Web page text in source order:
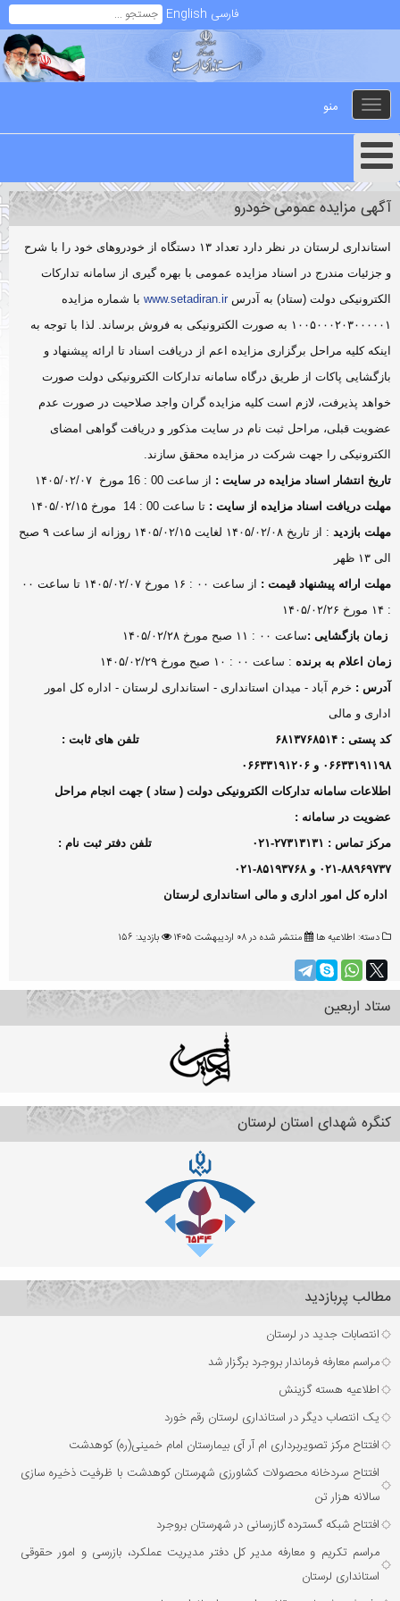
فارسی English
Toggle
navigation
منو
آگهی مزایده عمومی خودرو
استانداری لرستان در نظر دارد تعداد ۱۳ دستگاه از خودروهای خود را با شرح
و جزئیات مندرج در اسناد مزایده عمومی با بهره گیری از سامانه تدارکات
الکترونیکی دولت (ستاد) به آدرس www.setadiran.ir با شماره مزایده
۱۰۰۵۰۰۰۲۰۳۰۰۰۰۰۱ به صورت الکترونیکی به فروش برساند. لذا با توجه به
اینکه کلیه مراحل برگزاری مزایده اعم از دریافت اسناد تا ارائه پیشنهاد و
بازگشایی پاکات از طریق درگاه سامانه تدارکات الکترونیکی دولت صورت
خواهد پذیرفت، لازم است کلیه مزایده گران واجد صلاحیت در صورت عدم
عضویت قبلی، مراحل ثبت نام در سایت مذکور و دریافت گواهی امضای
الکترونیکی را جهت شرکت در مزایده محقق سازند.
تاریخ انتشار اسناد مزایده در سایت : از ساعت 00 : 16 مورخ
۱۴۰۵/۰۲/۰۷
مهلت دریافت اسناد مزایده از سایت : تا ساعت 00 : 14 مورخ
۱۴۰۵/۰۲/۱۵
مهلت بازدید
: از تاریخ ۱۴۰۵/۰۲/۰۸ لغایت ۱۴۰۵/۰۲/۱۵ روزانه از ساعت ۹ صبح
الی ۱۳ ظهر
مهلت ارائه پیشنهاد قیمت :
از ساعت ۰۰ : ۱۶ مورخ ۱۴۰۵/۰۲/۰۷ تا ساعت ۰۰
: ۱۴ مورخ ۱۴۰۵/۰۲/۲۶
زمان بازگشایی :ساعت ۰۰ : ۱۱ صبح مورخ ۱۴۰۵/۰۲/۲۸
زمان اعلام به برنده : ساعت ۰۰ : ۱۰ صبح مورخ ۱۴۰۵/۰۲/۲۹
آدرس : خرم آباد - میدان استانداری - استانداری لرستان - اداره کل امور
اداری و مالی
کد پستی : ۶۸۱۳۷۶۸۵۱۴
تلفن های ثابت :
۰۶۶۳۳۱۹۱۱۹۸ و ۰۶۶۳۳۱۹۱۲۰۶
اطلاعات سامانه تدارکات الکترونیکی دولت ( ستاد ) جهت انجام مراحل
عضویت در سامانه :
مرکز تماس : ۲۷۳۱۳۱۳۱-۰۲۱
تلفن دفتر ثبت نام :
۸۸۹۶۹۷۳۷-۰۲۱ و ۸۵۱۹۳۷۶۸-۰۲۱
اداره کل امور اداری و مالی استانداری لرستان
دسته: اطلاعیه ها منتشر شده در ۰۸ ارديبهشت ۱۴۰۵ بازدید: ۱۵۶
ستاد اربعین
کنگره شهدای استان لرستان
مطالب پربازدید
انتصابات جدید در لرستان
مراسم معارفه فرماندار بروجرد برگزار شد
اطلاعیه هسته گزینش
یک انتصاب دیگر در استانداری لرستان رقم خورد
افتتاح مرکز تصویربرداری ام آر آی بیمارستان امام خمینی(ره) کوهدشت
افتتاح سردخانه محصولات کشاورزی شهرستان کوهدشت با ظرفیت ذخیره‌ سازی
سالانه هزار تن
افتتاح شبکه گسترده گازرسانی در شهرستان بروجرد
مراسم تکریم و معارفه مدیر کل دفتر مدیریت عملکرد، بازرسی و امور حقوقی
استانداری لرستان